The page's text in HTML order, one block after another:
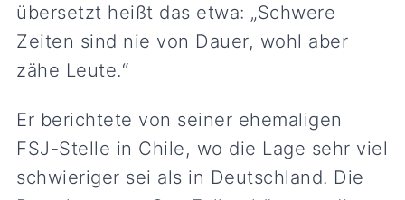
übersetzt heißt das etwa: „Schwere
Zeiten sind nie von Dauer, wohl aber
zähe Leute.“
Er berichtete von seiner ehemaligen
FSJ-Stelle in Chile, wo die Lage sehr viel
schwieriger sei als in Deutschland. Die